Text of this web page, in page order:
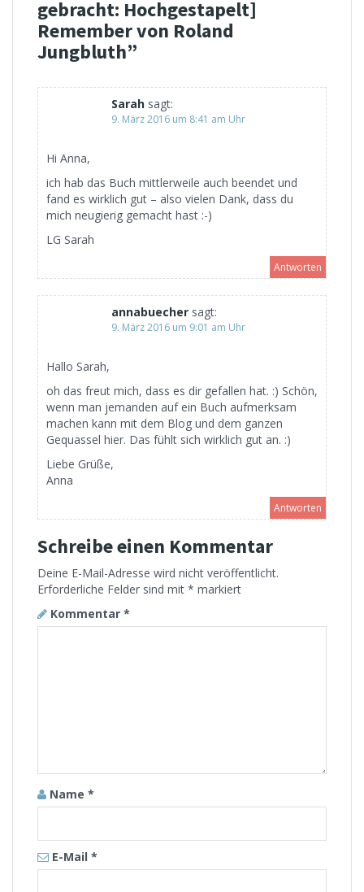
gebracht: Hochgestapelt]
Remember von Roland
Jungbluth”
Sarah sagt:
9. März 2016 um 8:41 am Uhr
Hi Anna,
ich hab das Buch mittlerweile auch beendet und
fand es wirklich gut – also vielen Dank, dass du
mich neugierig gemacht hast :-)
LG Sarah
Antworten
annabuecher sagt:
9. März 2016 um 9:01 am Uhr
Hallo Sarah,
oh das freut mich, dass es dir gefallen hat. :) Schön,
wenn man jemanden auf ein Buch aufmerksam
machen kann mit dem Blog und dem ganzen
Gequassel hier. Das fühlt sich wirklich gut an. :)
Liebe Grüße,
Anna
Antworten
Schreibe einen Kommentar
Deine E-Mail-Adresse wird nicht veröffentlicht.
Erforderliche Felder sind mit * markiert
Kommentar *
Name *
E-Mail *